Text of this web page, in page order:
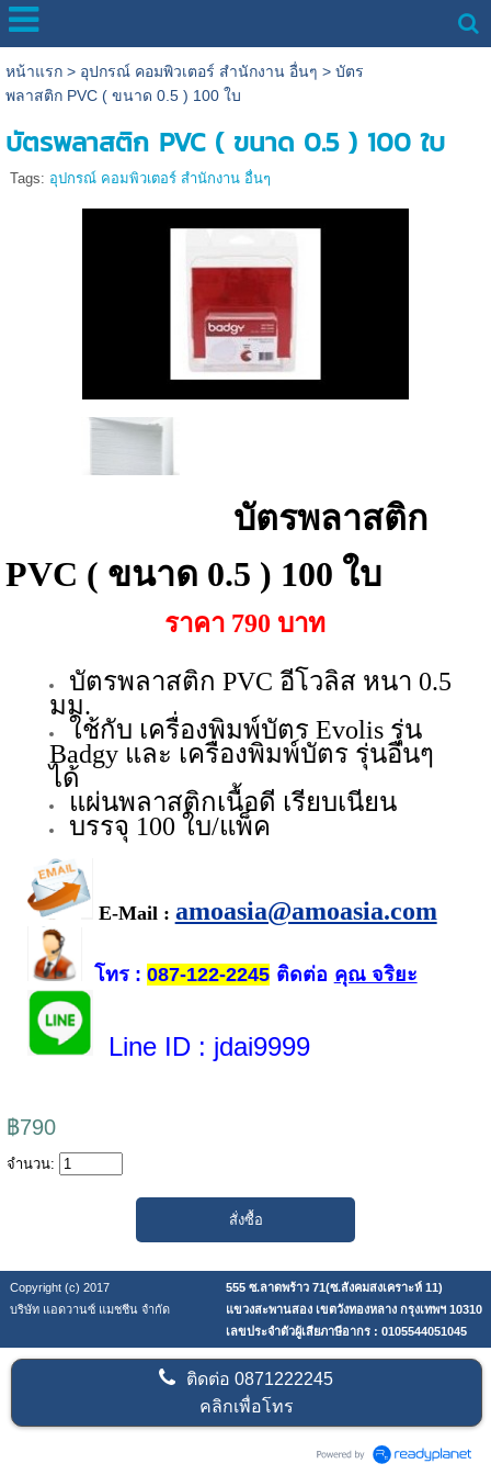
หน้าแรก> อุปกรณ์ คอมพิวเตอร์ สำนักงาน อื่นๆ > บัตร
พลาสติก PVC ( ขนาด 0.5 ) 100 ใบ
บัตรพลาสติก PVC ( ขนาด 0.5 ) 100 ใบ
Tags: อุปกรณ์ คอมพิวเตอร์ สำนักงาน อื่นๆ
บัตรพลาสติก
PVC ( ขนาด 0.5 ) 100 ใบ
ราคา 790 บาท
บัตรพลาสติก PVC อีโวลิส หนา 0.5
มม.
ใช้กับ เครื่องพิมพ์บัตร Evolis รุ่น
Badgy และ เครื่องพิมพ์บัตร รุ่นอื่นๆ
ได้
แผ่นพลาสติกเนื้อดี เรียบเนียน
บรรจุ 100 ใบ/แพ็ค
E-Mail : amoasia@amoasia.com
โทร: 087-122-2245ติดต่อ คุณ จริยะ
Line ID : jdai9999
฿790
จำนวน:
Copyright (c) 2017
555 ซ.ลาดพร้าว 71(ซ.สังคมสงเคราะห์ 11)
บริษัท แอดวานซ์ แมชชีน จำกัด
แขวงสะพานสอง เขตวังทองหลาง กรุงเทพฯ 10310
เลขประจำตัวผู้เสียภาษีอากร : 0105544051045
ติดต่อ0871222245
คลิกเพื่อโทร